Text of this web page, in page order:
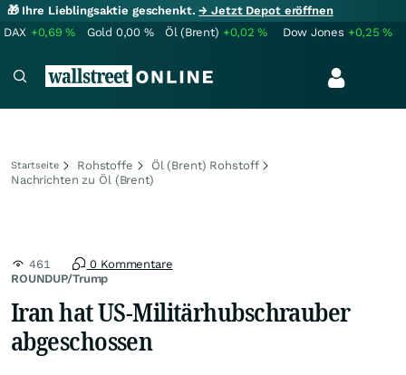
🎁 Ihre Lieblingsaktie geschenkt.→ Jetzt Depot eröffnen
DAX +0,69% Gold 0,00 % Öl (Brent) +0,02% Dow Jones +0,25%
Startseite Rohstoffe
Öl (Brent) Rohstoff
Nachrichten zu Öl (Brent)
ROUNDUP/Trump
461 0 Kommentare
Iran hat US-Militärhubschrauber
abgeschossen